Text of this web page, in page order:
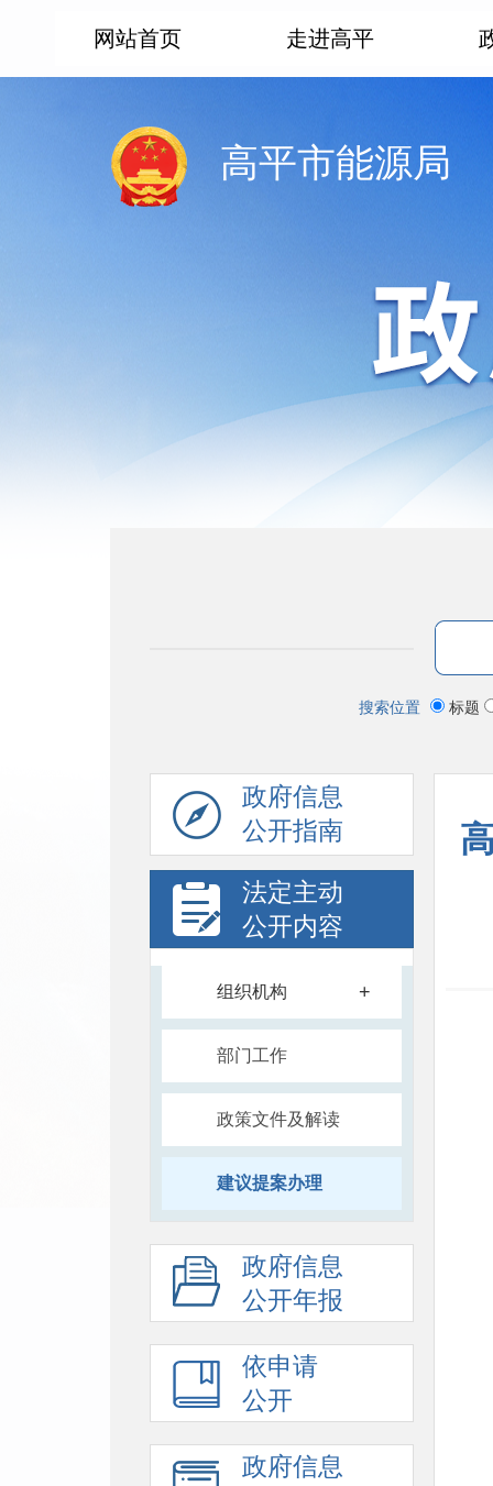
网站首页 走进高平
高平市能源局
搜索位置 标题
政府信息
公开指南
法定主动
公开内容
组织机构 +
部门工作
政策文件及解读
建议提案办理
政府信息
公开年报
依申请
公开
政府信息